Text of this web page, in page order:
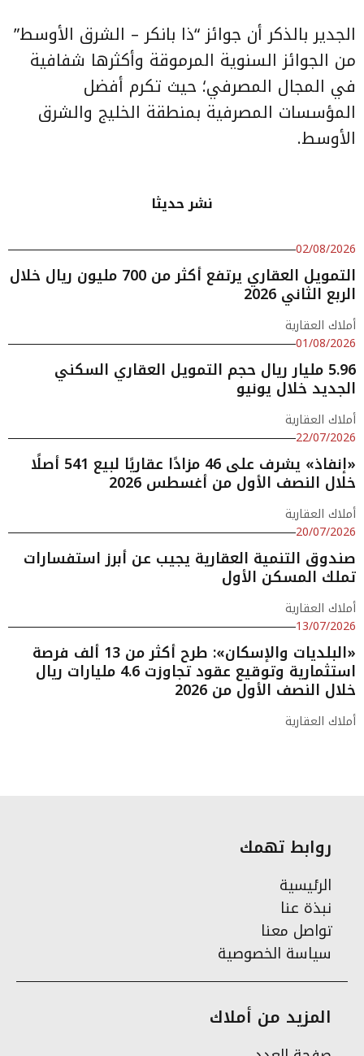
الجدير بالذكر أن جوائز “ذا بانكر – الشرق الأوسط”
من الجوائز السنوية المرموقة وأكثرها شفافية
في المجال المصرفي؛ حيث تكرم أفضل
المؤسسات المصرفية بمنطقة الخليج والشرق
الأوسط.
نشر حديثا
02/08/2026
التمويل العقاري يرتفع أكثر من 700 مليون ريال خلال
الربع الثاني 2026
أملاك العقارية
01/08/2026
5.96 مليار ريال حجم التمويل العقاري السكني
الجديد خلال يونيو
أملاك العقارية
22/07/2026
«إنفاذ» يشرف على 46 مزادًا عقاريًا لبيع 541 أصلًا
خلال النصف الأول من أغسطس 2026
أملاك العقارية
20/07/2026
صندوق التنمية العقارية يجيب عن أبرز استفسارات
تملك المسكن الأول
أملاك العقارية
13/07/2026
«البلديات والإسكان»: طرح أكثر من 13 ألف فرصة
استثمارية وتوقيع عقود تجاوزت 4.6 مليارات ريال
خلال النصف الأول من 2026
أملاك العقارية
روابط تهمك
الرئيسية
نبذة عنا
تواصل معنا
سياسة الخصوصية
المزيد من أملاك